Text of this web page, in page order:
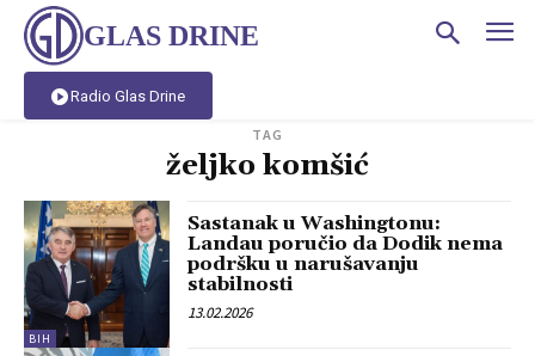
GLAS DRINE
Radio Glas Drine
TAG
željko komšić
BIH
Sastanak u Washingtonu:
Landau poručio da Dodik nema
podršku u narušavanju
stabilnosti
13.02.2026